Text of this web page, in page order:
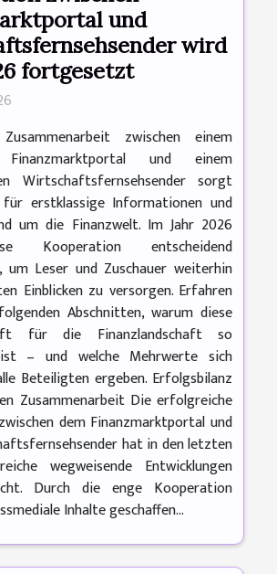
und
wird
fortgesetzt
zwischen einem
Finanzmarktportal und einem
Wirtschaftsfernsehsender sorgt
erstklassige Informationen und
um die Finanzwelt. Im Jahr 2026
Kooperation entscheidend
Leser und Zuschauer weiterhin
Einblicken zu versorgen. Erfahren
Abschnitten, warum diese
für die Finanzlandschaft so
– und welche Mehrwerte sich
Beteiligten ergeben. Erfolgsbilanz
Zusammenarbeit Die erfolgreiche
dem Finanzmarktportal und
hat in den letzten
wegweisende Entwicklungen
Durch die enge Kooperation
Inhalte geschaffen...